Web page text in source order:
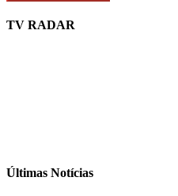
TV RADAR
Últimas Notícias